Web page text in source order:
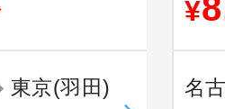
¥
東京(羽田) 名